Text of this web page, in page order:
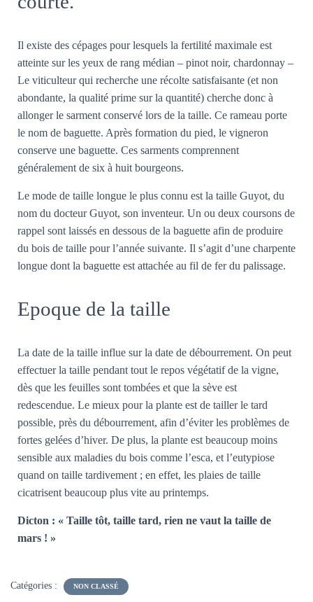
Il existe des cépages pour lesquels la fertilité maximale est
atteinte sur les yeux de rang médian – pinot noir, chardonnay –
Le viticulteur qui recherche une récolte satisfaisante (et non
abondante, la qualité prime sur la quantité) cherche donc à
allonger le sarment conservé lors de la taille. Ce rameau porte
le nom de baguette. Après formation du pied, le vigneron
conserve une baguette. Ces sarments comprennent
généralement de six à huit bourgeons.
Le mode de taille longue le plus connu est la taille Guyot, du
nom du docteur Guyot, son inventeur. Un ou deux coursons de
rappel sont laissés en dessous de la baguette afin de produire
du bois de taille pour l’année suivante. Il s’agit d’une charpente
longue dont la baguette est attachée au fil de fer du palissage.
Epoque de la taille
La date de la taille influe sur la date de débourrement. On peut
effectuer la taille pendant tout le repos végétatif de la vigne,
dès que les feuilles sont tombées et que la sève est
redescendue. Le mieux pour la plante est de tailler le tard
possible, près du débourrement, afin d’éviter les problèmes de
fortes gelées d’hiver. De plus, la plante est beaucoup moins
sensible aux maladies du bois comme l’esca, et l’eutypiose
quand on taille tardivement ; en effet, les plaies de taille
cicatrisent beaucoup plus vite au printemps.
Dicton : « Taille tôt, taille tard, rien ne vaut la taille de
mars ! »
Catégories : NON CLASSÉ